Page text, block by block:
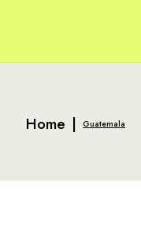
Home | Guatemala